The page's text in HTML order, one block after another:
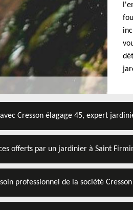
Cresson élagage 45, expert
offerts par un jardinier à Saint
professionnel de la société